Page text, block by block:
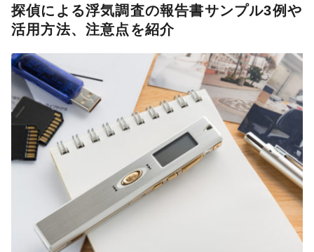
探偵による浮気調査の報告書サンプル3例や
活用方法、注意点を紹介